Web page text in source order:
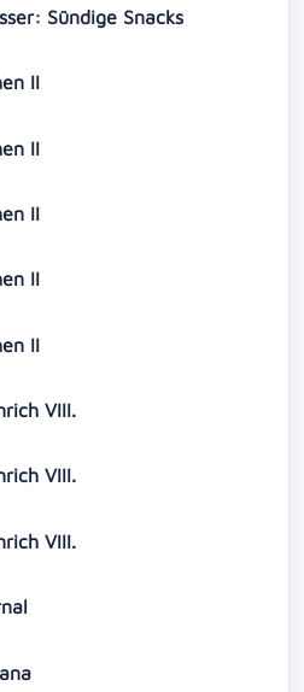
Sündige Snacks
II
II
II
II
II
VIII.
VIII.
VIII.